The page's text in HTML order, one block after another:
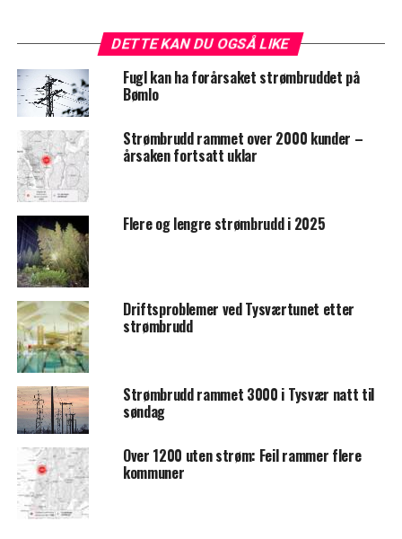
DETTE KAN DU OGSÅ LIKE
Fugl kan ha forårsaket strømbruddet på
Bømlo
Strømbrudd rammet over 2000 kunder –
årsaken fortsatt uklar
Flere og lengre strømbrudd i 2025
Driftsproblemer ved Tysværtunet etter
strømbrudd
Strømbrudd rammet 3000 i Tysvær natt til
søndag
Over 1200 uten strøm: Feil rammer flere
kommuner